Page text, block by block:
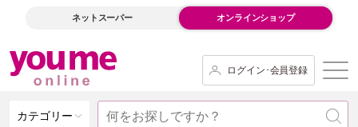
ネットスーパー オンラインショップ
ログイン･会員登録
カテゴリー